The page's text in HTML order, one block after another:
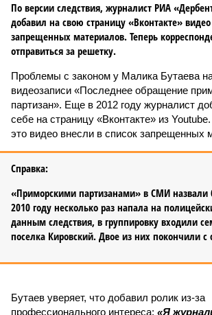
По версии следствия, журналист РИА
добавил на свою страницу «Вконтакте»
запрещенных материалов. Теперь
отправиться за решетку.
Проблемы с законом у Малика Бутаева
видеозаписи «Последнее обращение
партизан». Еще в 2012 году журналист
себе на страницу «Вконтакте» из
это видео внесли в список запрещенных
Справка:
«Приморскими партизанами» в СМИ назвали
2010 году несколько раз напала на
данным следствия, в группировку входили
поселка Кировский. Двое из них покончили с
Бутаев уверяет, что добавил ролик из-за
профессионального интереса: «Я